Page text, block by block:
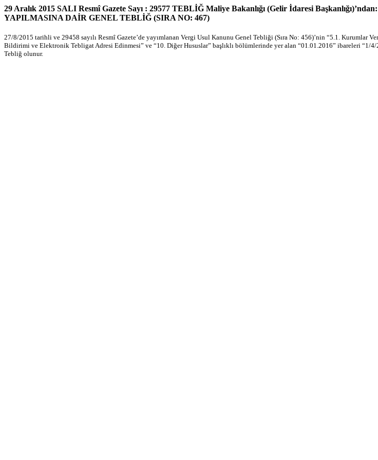
29 Aralık 2015 SALI Resmî Gazete Sayı : 29577 TEBLİĞ Maliye Bakanlığı (Gelir İdaresi
YAPILMASINA DAİR GENEL TEBLİĞ (SIRA NO: 467)
27/8/2015 tarihli ve 29458 sayılı Resmî Gazete’de yayımlanan Vergi Usul Kanunu Genel Tebliği (Sıra No: 456)’nin “5.1.
Bildirimi ve Elektronik Tebligat Adresi Edinmesi” ve “10. Diğer Hususlar” başlıklı bölümlerinde yer alan “01.01.2016” ibareleri “1/
Tebliğ olunur.